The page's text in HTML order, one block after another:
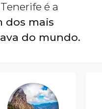
é a
dos mais
do mundo.